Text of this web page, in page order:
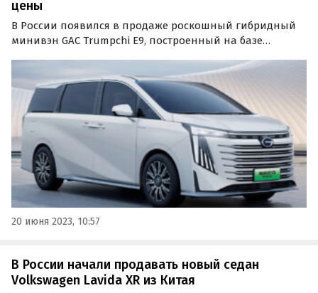
цены
В России появился в продаже роскошный гибридный
минивэн GAC Trumpchi E9, построенный на базе
дебютировал в прошлом году и предлагается в Китае в
бензиновой и гибридной версиях.
20 июня 2023, 10:57
В России начали продавать новый седан
Volkswagen Lavida XR из Китая